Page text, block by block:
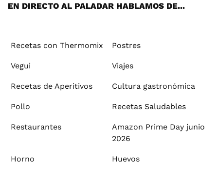
EN DIRECTO AL PALADAR HABLAMOS DE...
Recetas con Thermomix Postres
Vegui Viajes
Recetas de Aperitivos Cultura gastronómica
Pollo Recetas Saludables
Restaurantes
Amazon Prime Day junio
2026
Horno Huevos